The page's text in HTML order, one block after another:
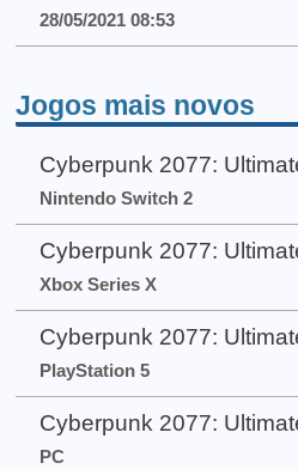
28/05/2021 08:53
Jogos mais novos
Cyberpunk 2077:
Nintendo Switch 2
Cyberpunk 2077:
Xbox Series X
Cyberpunk 2077:
PlayStation 5
Cyberpunk 2077:
PC